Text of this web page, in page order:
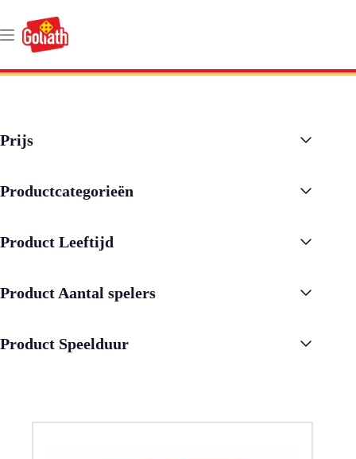
de
inhoud
Prijs
Productcategorieën
Product Leeftijd
Product Aantal spelers
Product Speelduur